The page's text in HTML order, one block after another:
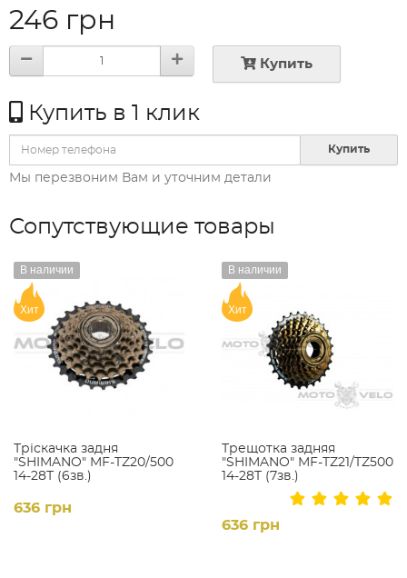
246 грн
Купить
Купить в 1 клик
Купить
Мы перезвоним Вам и уточним детали
Сопутствующие товары
Тріскачка задня
"SHIMANO" MF-TZ20/500
14-28Т (6зв.)
В наличии
Хит
636 грн
Трещотка задняя
"SHIMANO" MF-TZ21/TZ500
14-28T (7зв.)
В наличии
Хит
636 грн